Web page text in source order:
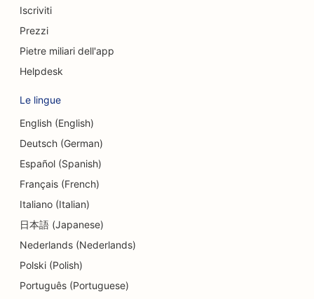
SEO per le gastronomie
SEO per i servizi di consulenza sul debito
SEO per i servizi di cambio valuta
SEO per i servizi di dermoabrasione
SEO per asili nido
SEO per i negozi di dettagli
SEO per i clienti
Iscriviti
Prezzi
Pietre miliari dell'app
Helpdesk
Le lingue
English (English)
Deutsch (German)
Español (Spanish)
Français (French)
Italiano (Italian)
日本語 (Japanese)
Nederlands (Nederlands)
Polski (Polish)
Português (Portuguese)